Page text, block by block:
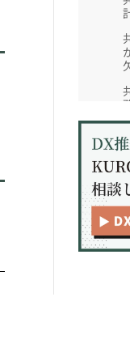
黒字
前」